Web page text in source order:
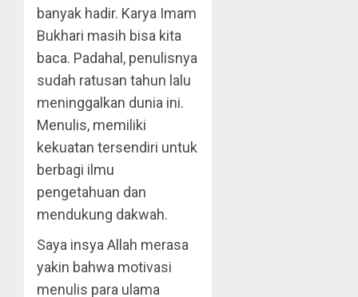
banyak hadir. Karya Imam
Bukhari masih bisa kita
baca. Padahal, penulisnya
sudah ratusan tahun lalu
meninggalkan dunia ini.
Menulis, memiliki
kekuatan tersendiri untuk
berbagi ilmu
pengetahuan dan
mendukung dakwah.
Saya insya Allah merasa
yakin bahwa motivasi
menulis para ulama